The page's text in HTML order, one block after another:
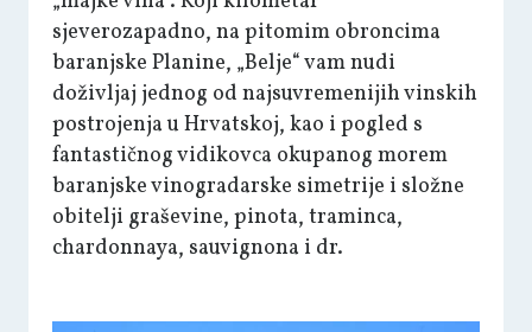
sjeverozapadno, na pitomim obroncima
baranjske Planine, „Belje“ vam nudi
doživljaj jednog od najsuvremenijih vinskih
postrojenja u Hrvatskoj, kao i pogled s
fantastičnog vidikovca okupanog morem
baranjske vinogradarske simetrije i složne
obitelji graševine, pinota, traminca,
chardonnaya, sauvignona i dr.